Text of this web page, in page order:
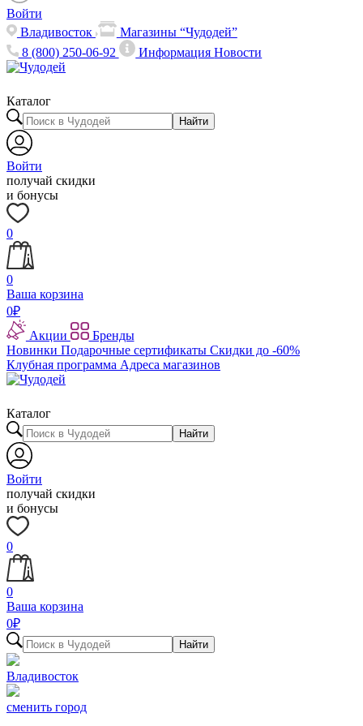
Войти
Владивосток
Магазины “Чудодей”
8 (800) 250-06-92
ИнформацияНовости
Каталог
Найти
Войти
получай скидки
и бонусы
0
0
Ваша корзина
0₽
Акции
Бренды
Новинки Подарочные сертификаты Скидки до -60%
Клубная программа Адреса магазинов
Каталог
Найти
Войти
получай скидки
и бонусы
0
0
Ваша корзина
0₽
Найти
Владивосток
сменить город